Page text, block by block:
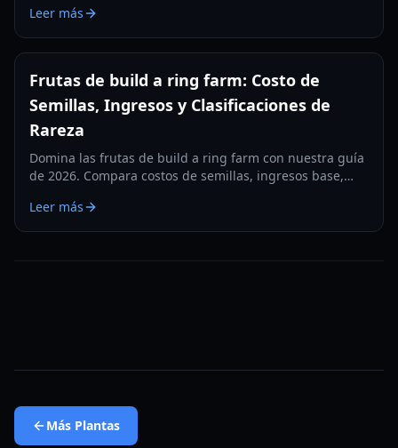
Fruta del Vacío para dominar las tablas de clasificación.
Leer más
Frutas de build a ring farm: Costo de
Semillas, Ingresos y Clasificaciones de
Rareza
Domina las frutas de build a ring farm con nuestra guía
de 2026. Compara costos de semillas, ingresos base,
de alta rareza para dinero rápido.
Leer más
Más Plantas